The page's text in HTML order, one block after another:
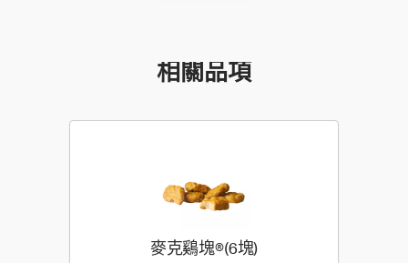
相關品項
麥克鷄塊®(6塊)